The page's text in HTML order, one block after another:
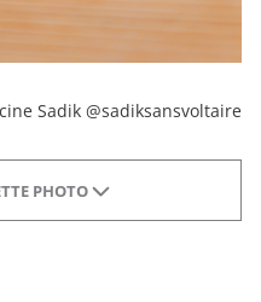
Sadik @sadiksansvoltaire
PHOTO